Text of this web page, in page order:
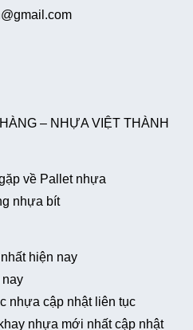
– NHỰA VIỆT THÀNH
về Pallet nhựa
nhựa bít
hiện nay
nay
nhựa cập nhật liên tục
nhựa mới nhất cập nhật